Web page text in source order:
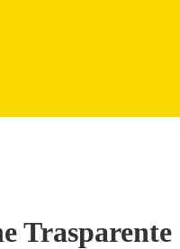
Trasparente